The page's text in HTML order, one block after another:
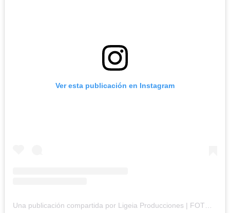
Ver esta publicación en Instagram
Una publicación compartida por Ligeia Producciones | FOTOGRAFÍA BRANDING y CORPORATIVA (@ligeiaproduccionesuy)